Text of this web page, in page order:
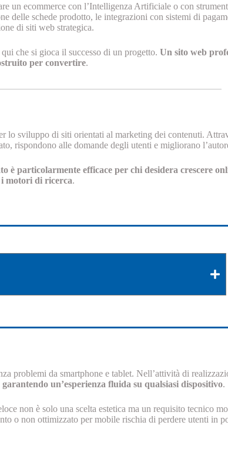
un ecommerce con l’Intelligenza Artificiale o con
delle schede prodotto, le integrazioni con sistemi di
di siti web strategica.
che si gioca il successo di un progetto. Un sito web
per convertire.
lo sviluppo di siti orientati al marketing dei contenuti.
rispondono alle domande degli utenti e migliorano
è particolarmente efficace per chi desidera crescere
motori di ricerca.
problemi da smartphone e tablet. Nell’attività di
un’esperienza fluida su qualsiasi dispositivo.
non è solo una scelta estetica ma un requisito tecnico
o non ottimizzato per mobile rischia di perdere utenti in